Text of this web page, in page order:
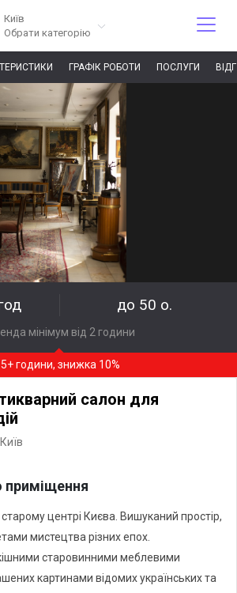
Київ
Обрати категорію
ГРАФІК РОБОТИ ПОСЛУГИ
до 50 о.
мінімум від 2 години
5+ години, знижка 10%
салон для
Київ
приміщення
старому центрі Києва. Вишуканий простір,
мистецтва різних епох.
старовинними меблевими
картинами відомих українських та